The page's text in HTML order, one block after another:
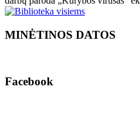
MINĖTINOS DATOS
Facebook